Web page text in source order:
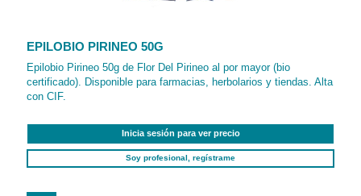
EPILOBIO PIRINEO 50G
Epilobio Pirineo 50g de Flor Del Pirineo al por mayor (bio
certificado). Disponible para farmacias, herbolarios y tiendas. Alta
con CIF.
Inicia sesión para ver precio
Soy profesional, regístrame